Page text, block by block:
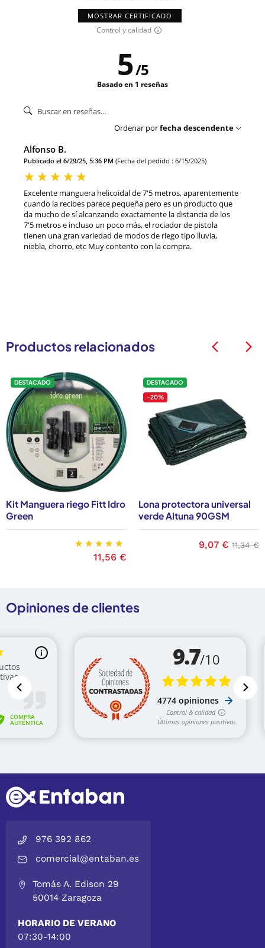
MOSTRAR CERTIFICADO
Control y calidad
5/5
Basado en 1 reseñas
Ordenar porfecha descendente
Alfonso B.
Publicado el 6/29/25, 5:36 PM (Fecha del pedido : 6/15/2025)
Excelente manguera helicoidal de 7'5 metros, aparentemente
cuando la recibes parece pequeña pero es un producto que
da mucho de sí alcanzando exactamente la distancia de los
7'5 metros e incluso un poco más, el rociador de pistola
tienen una gran variedad de modos de riego tipo lluvia,
niebla, chorro, etc Muy contento con la compra.
Productos relacionados
Kit Manguera riego Fitt Idro
Green
DESTACADO
Precio
11,56 €
Lona protectora universal
verde Altuna 90GSM
DESTACADO
-20%
Precio
9,07 € Precio
11,34 €
arrow_back_ios arrow_back_ios
Opiniones de clientes
976 392 862
comercial@entaban.es
Tomás A. Edison 29
50014 Zaragoza
HORARIO DE VERANO
07:30-14:00